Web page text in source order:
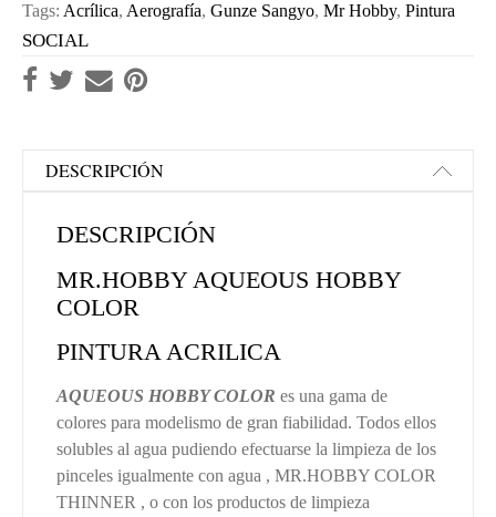
Tags: Acrílica, Aerografía, Gunze Sangyo, Mr Hobby, Pintura
SOCIAL
DESCRIPCIÓN
DESCRIPCIÓN
MR.HOBBY AQUEOUS HOBBY
COLOR
PINTURA ACRILICA
AQUEOUS HOBBY COLOR es una gama de
colores para modelismo de gran fiabilidad. Todos ellos
solubles al agua pudiendo efectuarse la limpieza de los
pinceles igualmente con agua , MR.HOBBY COLOR
THINNER , o con los productos de limpieza